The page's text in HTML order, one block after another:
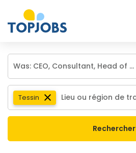
Tessin
Rechercher